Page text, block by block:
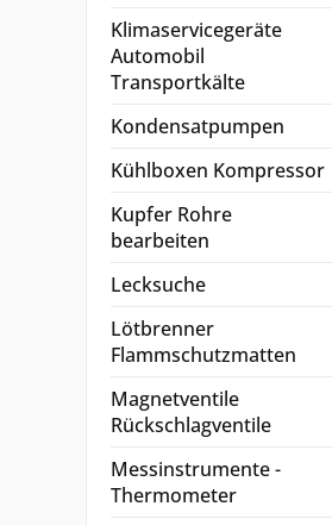
Klimaservicegeräte
Automobil
Transportkälte
Kondensatpumpen
Kühlboxen Kompressor
Kupfer Rohre
bearbeiten
Lecksuche
Lötbrenner
Flammschutzmatten
Magnetventile
Rückschlagventile
Messinstrumente -
Thermometer